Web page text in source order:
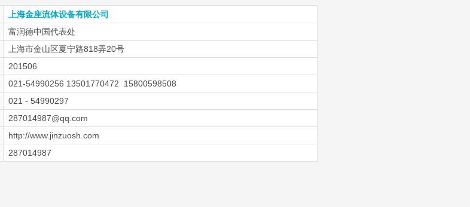
上海金座流体设备有限公司
富润德中国代表处
上海市金山区夏宁路818弄20号
201506
021-54990256 13501770472 15800598508
021 - 54990297
287014987@qq.com
http://www.jinzuosh.com
287014987